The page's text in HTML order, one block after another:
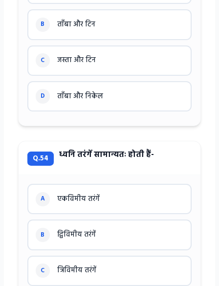
B ताँबा और टिन
C जस्ता और टिन
D ताँबा और निकेल
Q.54 ध्वनि तरंगें सामान्यतः होती हैं-
A एकविमीय तरंगें
B द्विविमीय तरंगें
C त्रिविमीय तरंगें